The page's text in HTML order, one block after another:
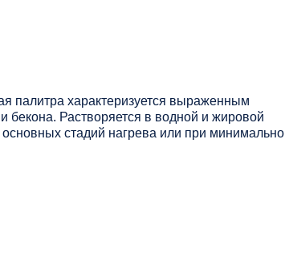
палитра характеризуется выраженным
бекона. Растворяется в водной и жировой
стадий нагрева или при минимально